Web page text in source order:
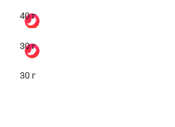
40 г
30 г
30 г